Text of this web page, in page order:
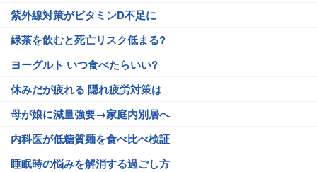
紫外線対策がビタミンD不足に
緑茶を飲むと死亡リスク低まる?
ヨーグルト いつ食べたらいい?
休みだが疲れる 隠れ疲労対策は
母が娘に減量強要→家庭内別居へ
内科医が低糖質麺を食べ比べ検証
睡眠時の悩みを解消する過ごし方